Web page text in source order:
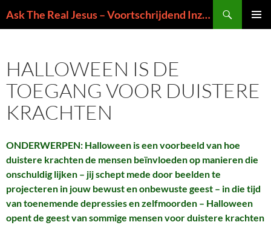
naar
Ask The Real Jesus – Voortschrijdend Inzicht in de Zin van het Leven
HALLOWEEN IS DE
TOEGANG VOOR DUISTERE
KRACHTEN
ONDERWERPEN: Halloween is een voorbeeld van hoe
duistere krachten de mensen beïnvloeden op manieren die
onschuldig lijken – jij schept mede door beelden te
projecteren in jouw bewust en onbewuste geest – in die tijd
van toenemende depressies en zelfmoorden – Halloween
opent de geest van sommige mensen voor duistere krachten